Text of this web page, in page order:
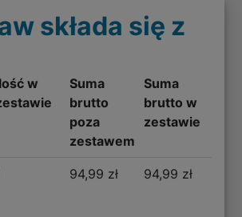
składa się z
w
Suma
brutto
poza
zestawem
Suma
brutto w
zestawie
94,99 zł 94,99 zł